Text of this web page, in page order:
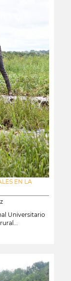
EN LA
Universitario